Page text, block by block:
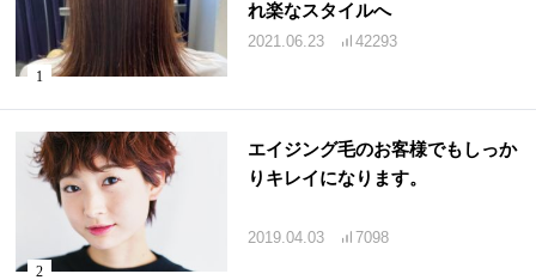
れ楽なスタイルへ
2021.06.23 42293
エイジング毛のお客様でもしっか
りキレイになります。
2019.04.03 7098